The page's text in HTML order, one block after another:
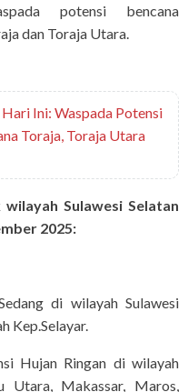
potensi bencana
dan Toraja Utara.
Ini: Waspada Potensi
Toraja, Toraja Utara
Sulawesi Selatan
2025:
di wilayah Sulawesi
Kep.Selayar.
Hujan Ringan di wilayah
Utara, Makassar, Maros,